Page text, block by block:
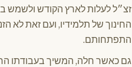
זצ״ל לעלות לארץ הקודש ולשמש
החינוך של תלמידיו, ועם זאת לא
התפתחותם.
גם כאשר חלה, המשיך בעבודתו